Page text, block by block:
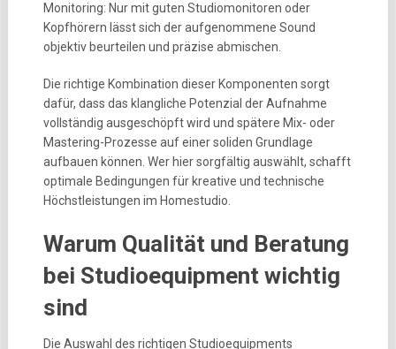
Monitoring: Nur mit guten Studiomonitoren oder
Kopfhörern lässt sich der aufgenommene Sound
objektiv beurteilen und präzise abmischen.
Die richtige Kombination dieser Komponenten sorgt
dafür, dass das klangliche Potenzial der Aufnahme
vollständig ausgeschöpft wird und spätere Mix- oder
Mastering-Prozesse auf einer soliden Grundlage
aufbauen können. Wer hier sorgfältig auswählt, schafft
optimale Bedingungen für kreative und technische
Höchstleistungen im Homestudio.
Warum Qualität und Beratung
bei Studioequipment wichtig
sind
Die Auswahl des richtigen Studioequipments